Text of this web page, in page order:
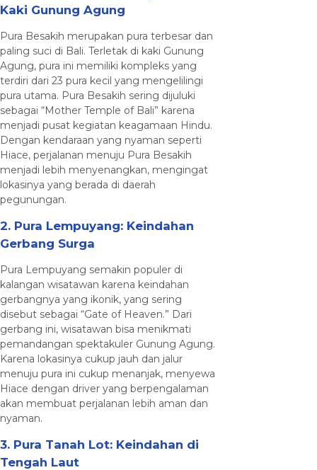
Kaki Gunung Agung
Pura Besakih merupakan pura terbesar dan
paling suci di Bali. Terletak di kaki Gunung
Agung, pura ini memiliki kompleks yang
terdiri dari 23 pura kecil yang mengelilingi
pura utama. Pura Besakih sering dijuluki
sebagai “Mother Temple of Bali” karena
menjadi pusat kegiatan keagamaan Hindu.
Dengan kendaraan yang nyaman seperti
Hiace, perjalanan menuju Pura Besakih
menjadi lebih menyenangkan, mengingat
lokasinya yang berada di daerah
pegunungan.
2. Pura Lempuyang: Keindahan
Gerbang Surga
Pura Lempuyang semakin populer di
kalangan wisatawan karena keindahan
gerbangnya yang ikonik, yang sering
disebut sebagai “Gate of Heaven.” Dari
gerbang ini, wisatawan bisa menikmati
pemandangan spektakuler Gunung Agung.
Karena lokasinya cukup jauh dan jalur
menuju pura ini cukup menanjak, menyewa
Hiace dengan driver yang berpengalaman
akan membuat perjalanan lebih aman dan
nyaman.
3. Pura Tanah Lot: Keindahan di
Tengah Laut